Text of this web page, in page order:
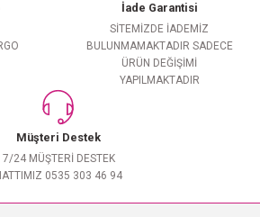
İade Garantisi
SİTEMİZDE İADEMİZ
BULUNMAMAKTADIR SADECE
ÜRÜN DEĞİŞİMİ
YAPILMAKTADIR
Müşteri Destek
7/24 MÜŞTERİ DESTEK
0535 303 46 94